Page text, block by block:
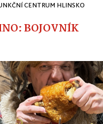
CENTRUM HLINSKO
BOJOVNÍK